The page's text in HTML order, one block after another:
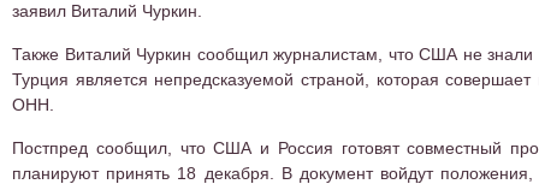
заявил Виталий Чуркин.
Также Виталий Чуркин сообщил журналистам, что США не
Турция является непредсказуемой страной, которая
ОНН.
Постпред сообщил, что США и Россия готовят совместный
планируют принять 18 декабря. В документ войдут